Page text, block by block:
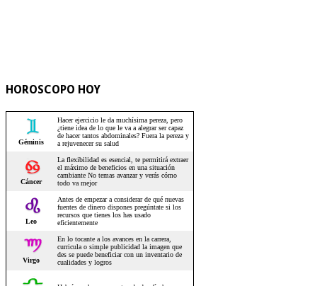
HOROSCOPO HOY